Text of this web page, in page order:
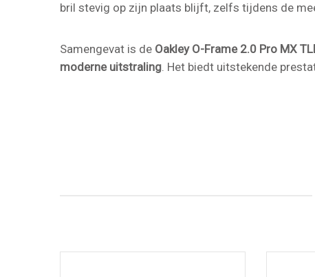
bril stevig op zijn plaats blijft, zelfs tijdens de
Samengevat is de Oakley O-Frame 2.0 Pro MX
moderne uitstraling. Het biedt uitstekende